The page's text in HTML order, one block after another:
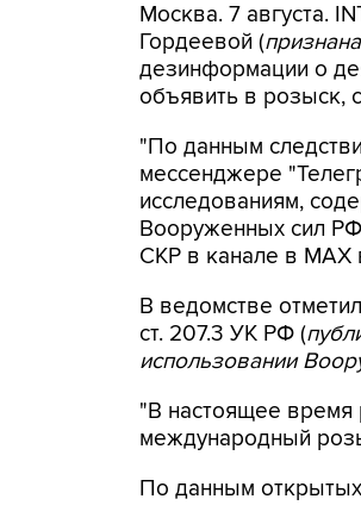
Москва. 7 августа.
Гордеевой (
дезинформации о
объявить в розыск,
"По данным
мессенджере
исследованиям,
Вооруженных сил
СКР в канале в MAX
В ведомстве
ст. 207.3 УК РФ (
использовании
"В настоящее время
международный
По данным открытых